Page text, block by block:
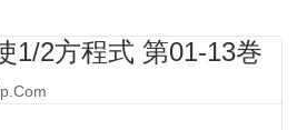
1/2方程式 第01-13巻